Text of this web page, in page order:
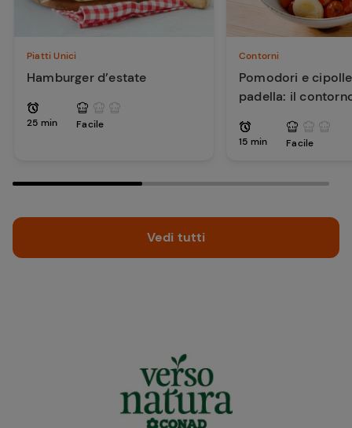
Piatti Unici
Hamburger d’estate
25 min Facile
Contorni
Pomodori e
padella: il
15 min Facile
Vedi tutti